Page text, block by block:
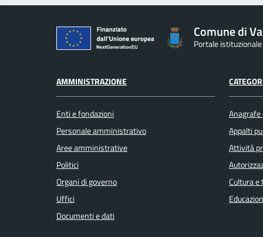
Comune di
Portale
AMMINISTRAZIONE
Enti e fondazioni
Personale amministrativo
Aree amministrative
Politici
Organi di governo
Uffici
Documenti e dati
Appalti
Attività
Cultura e